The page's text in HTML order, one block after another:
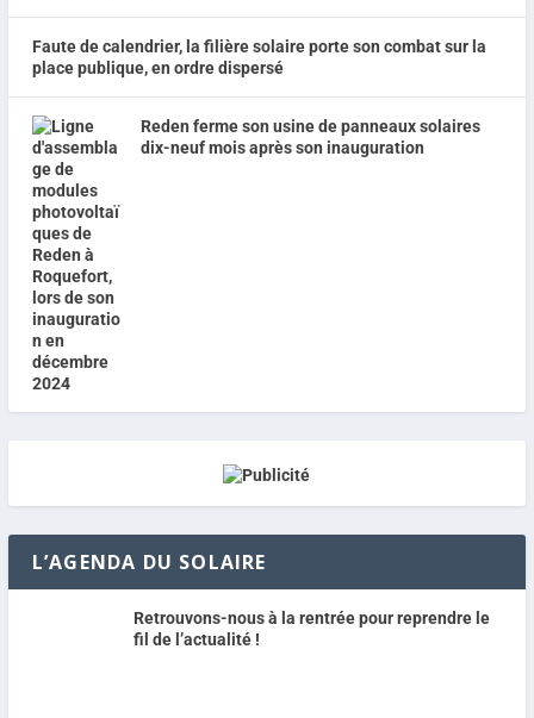
Faute de calendrier, la filière solaire porte son combat sur la
place publique, en ordre dispersé
Reden ferme son usine de panneaux solaires
dix-neuf mois après son inauguration
L’AGENDA DU SOLAIRE
Retrouvons-nous à la rentrée pour reprendre le
fil de l’actualité !